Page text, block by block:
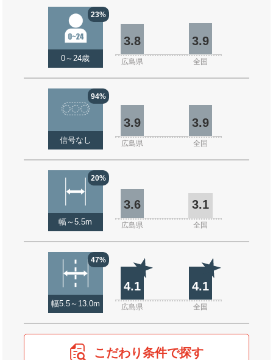
23%
0～24歳
3.8 3.9
広島県 全国
94%
信号なし
3.9 3.9
広島県 全国
20%
幅～5.5m
3.6 3.1
広島県 全国
47%
幅5.5～13.0m
4.1 4.1
広島県 全国
こだわり条件で探す